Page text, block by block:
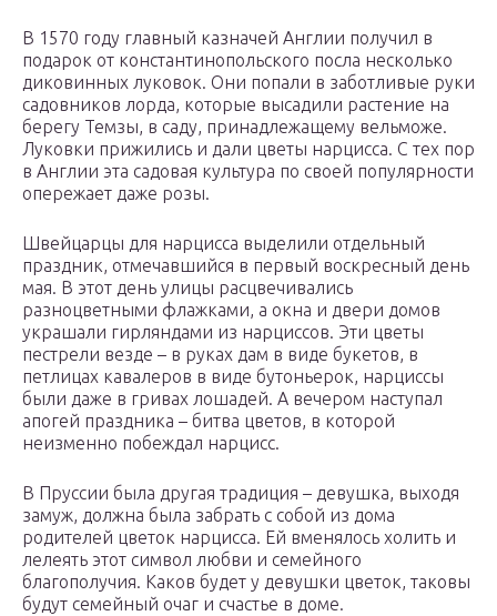
В 1570 году главный казначей Англии получил в
подарок от константинопольского посла несколько
диковинных луковок. Они попали в заботливые руки
садовников лорда, которые высадили растение на
берегу Темзы, в саду, принадлежащему вельможе.
Луковки прижились и дали цветы нарцисса. С тех пор
в Англии эта садовая культура по своей популярности
опережает даже розы.
Швейцарцы для нарцисса выделили отдельный
праздник, отмечавшийся в первый воскресный день
мая. В этот день улицы расцвечивались
разноцветными флажками, а окна и двери домов
украшали гирляндами из нарциссов. Эти цветы
пестрели везде – в руках дам в виде букетов, в
петлицах кавалеров в виде бутоньерок, нарциссы
были даже в гривах лошадей. А вечером наступал
апогей праздника – битва цветов, в которой
неизменно побеждал нарцисс.
В Пруссии была другая традиция – девушка, выходя
замуж, должна была забрать с собой из дома
родителей цветок нарцисса. Ей вменялось холить и
лелеять этот символ любви и семейного
благополучия. Каков будет у девушки цветок, таковы
будут семейный очаг и счастье в доме.